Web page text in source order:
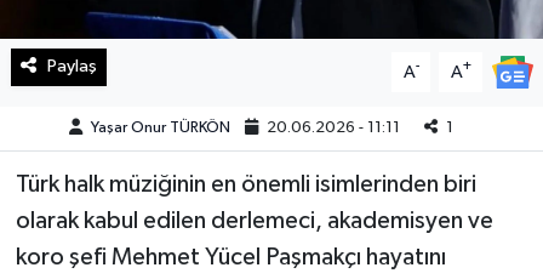
Paylaş A- A+
Yaşar Onur TÜRKÖN 20.06.2026 - 11:11 1
Türk halk müziğinin en önemli isimlerinden biri
olarak kabul edilen derlemeci, akademisyen ve
koro şefi Mehmet Yücel Paşmakçı hayatını
Sağlık
Spor
Yaşam